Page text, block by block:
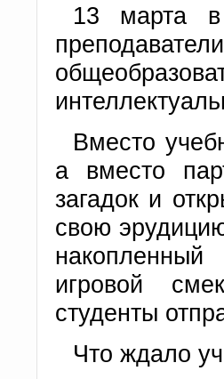
13 марта
Вместо
а вместо
загадок и
свою
игровой
студенты
Что ждало